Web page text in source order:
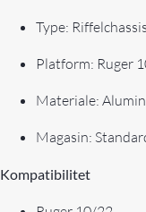
Type:
Platform: Ruger
Materiale:
Magasin:
Kompatibilitet